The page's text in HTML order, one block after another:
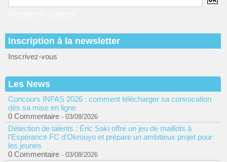
Inscription à la newsletter
Inscrivez-vous
Les News
Concours INFAS 2026 : comment télécharger sa convocation
dès sa mise en ligne
0 Commentaire - 03/08/2026
Détection de talents : Éric Saki offre un jeu de maillots à
l'Espérance FC d'Okrouyo et prépare un ambitieux projet pour
les jeunes
0 Commentaire - 03/08/2026